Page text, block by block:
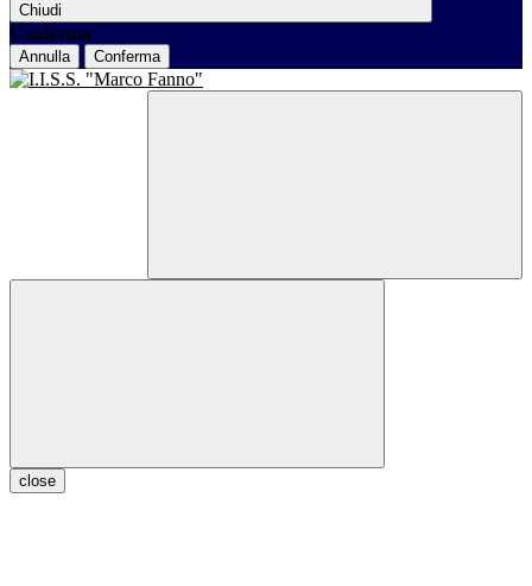
Chiudi
Conferma
Annulla Conferma
close